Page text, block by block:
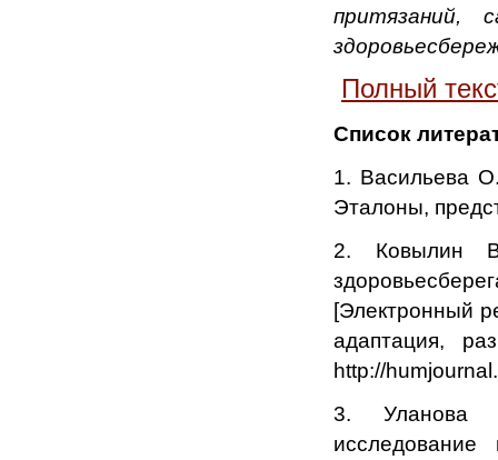
притязаний,
Полный
Список
1. Васильева
Эталоны,
2. Ковылин
[Электронный
адаптация,
http://
3. Уланова
исследование